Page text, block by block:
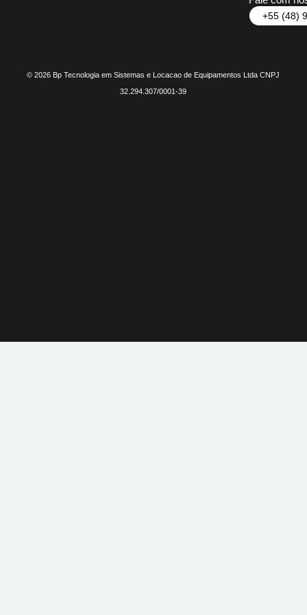
+55 (48)
© 2026 Bp Tecnologia em Sistemas e Locacao de Equipamentos Ltda CNPJ
32.294.307/0001-39